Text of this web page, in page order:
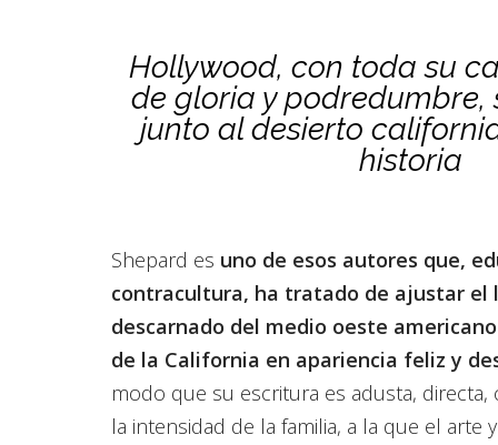
Hollywood, con toda su
de gloria y podredumbre,
junto al desierto
historia
Shepard es uno de esos autores que,
contracultura, ha tratado de ajustar el
descarnado del medio oeste
de la California en apariencia feliz y
modo que su escritura es adusta, directa,
la intensidad de la familia, a la que el arte